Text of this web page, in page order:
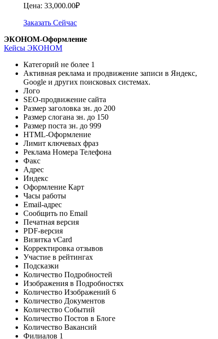
Цена: 33,000.00₽
Заказать Сейчас
ЭКОНОМ-Оформление
Кейсы ЭКОНОМ
Категорий не более 1
Активная реклама и продвижение записи в Яндекс,
Google и других поисковых системах.
Лого
SEO-продвижение сайта
Размер заголовка зн. до 200
Размер слогана зн. до 150
Размер поста зн. до 999
HTML-Оформление
Лимит ключевых фраз
Реклама Номера Телефона
Факс
Адрес
Индекс
Оформление Карт
Часы работы
Email-адрес
Сообщить по Email
Печатная версия
PDF-версия
Визитка vCard
Корректировка отзывов
Участие в рейтингах
Подсказки
Количество Подробностей
Изображения в Подробностях
Количество Изображений 6
Количество Документов
Количество Событий
Количество Постов в Блоге
Количество Вакансий
Филиалов 1